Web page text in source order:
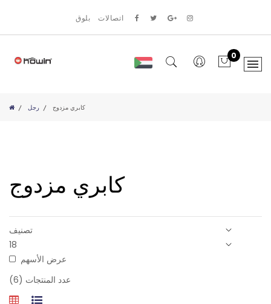
بلوق اتصالات
0
رجل كابري مزدوج
كابري مزدوج
عرض الأسهم
عدد المنتجات (6)